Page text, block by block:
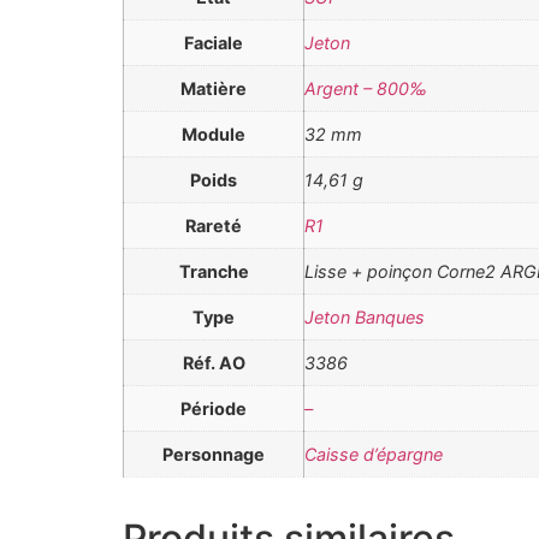
Faciale Jeton
Matière Argent – 800‰
Module 32 mm
Poids 14,61 g
Rareté R1
Tranche Lisse + poinçon Corne2
Type Jeton Banques
Réf. AO 3386
Période –
Personnage Caisse d’épargne